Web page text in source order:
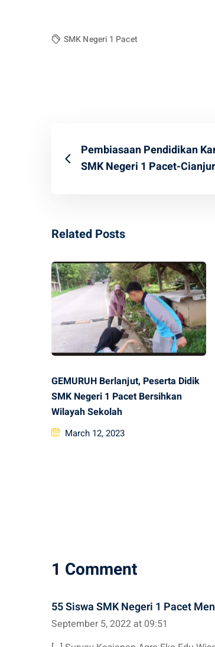
SMK Negeri 1 Pacet
Pembiasaan Pendidikan
SMK Negeri 1 Pacet-Cianjur
Related Posts
GEMURUH Berlanjut, Peserta Didik
SMK Negeri 1 Pacet Bersihkan
Wilayah Sekolah
Posted
March 12, 2023
1 Comment
55 Siswa SMK Negeri 1 Pacet
September 5, 2022 at 09:51